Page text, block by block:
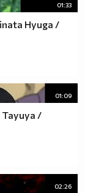
01:33
Hyuga /
01:09
/
02:26